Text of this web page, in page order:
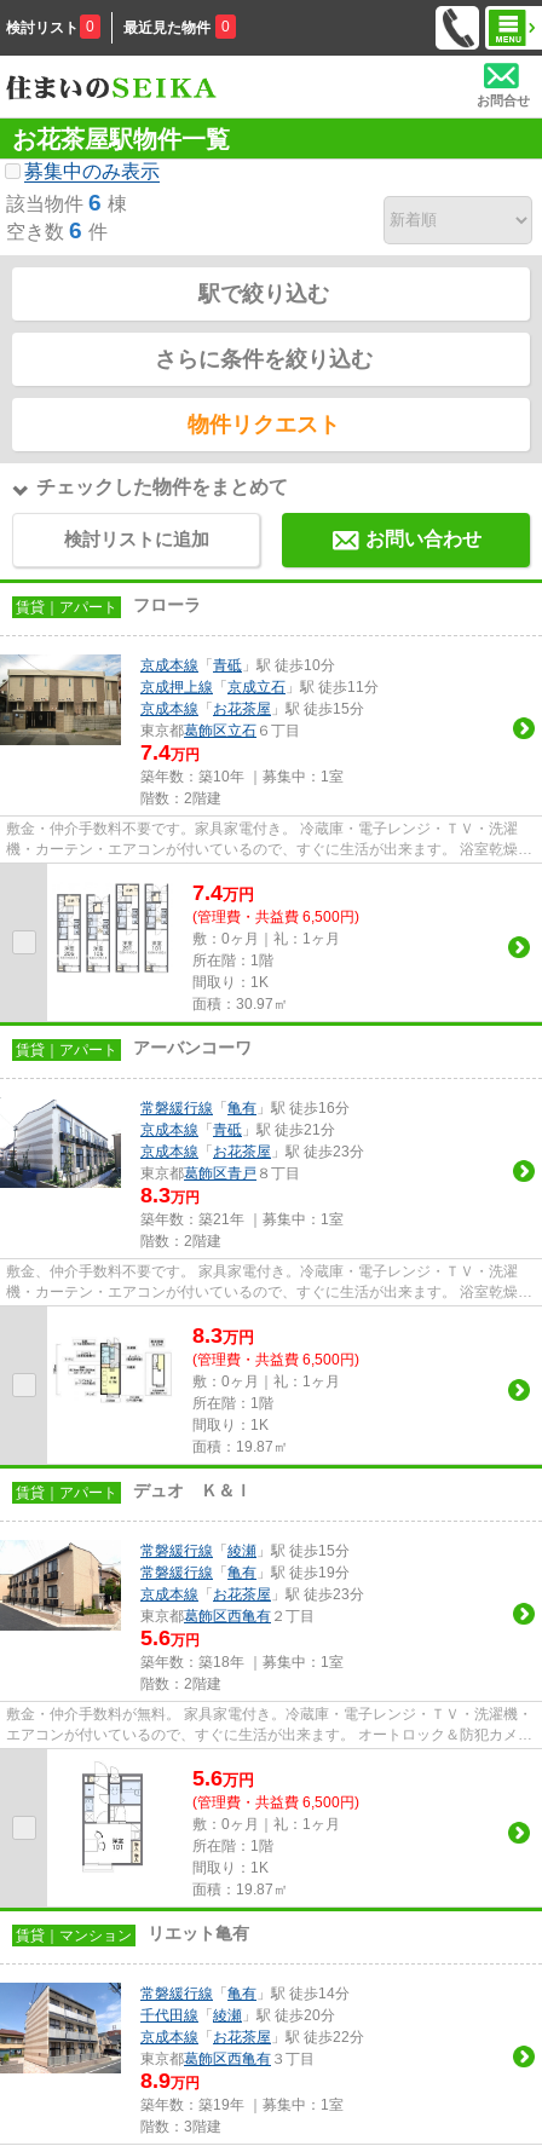
検討リスト 0 最近見た物件 0
お問合せ
お花茶屋駅物件一覧
募集中のみ表示
該当物件 6 棟
空き数 6 件
駅で絞り込む
さらに条件を絞り込む
物件リクエスト
チェックした物件をまとめて
検討リストに追加 お問い合わせ
賃貸｜アパート フローラ
京成本線 「 青砥 」駅 徒歩10分
京成押上線 「 京成立石 」駅 徒歩11分
京成本線 「 お花茶屋 」駅 徒歩15分
東京都葛飾区立石 ６丁目
7.4万円
築年数：築10年 ｜募集中： 1室
階数：2階建
敷金・仲介手数料不要です。家具家電付き。 冷蔵庫・電子レンジ・ＴＶ・洗濯
機・カーテン・エアコンが付いているので、すぐに生活が出来ます。 浴室乾燥機
7.4万円
(管理費・共益費 6,500円)
敷：0ヶ月｜礼：1ヶ月
所在階：1階
間取り：1K
面積：30.97㎡
賃貸｜アパート アーバンコーワ
常磐緩行線 「 亀有 」駅 徒歩16分
京成本線 「 青砥 」駅 徒歩21分
京成本線 「 お花茶屋 」駅 徒歩23分
東京都葛飾区青戸 ８丁目
8.3万円
築年数：築21年 ｜募集中： 1室
階数：2階建
敷金、仲介手数料不要です。 家具家電付き。冷蔵庫・電子レンジ・ＴＶ・洗濯
機・カーテン・エアコンが付いているので、すぐに生活が出来ます。 浴室乾燥機
8.3万円
(管理費・共益費 6,500円)
敷：0ヶ月｜礼：1ヶ月
所在階：1階
間取り：1K
面積：19.87㎡
賃貸｜アパート デュオ Ｋ＆Ｉ
常磐緩行線 「 綾瀬 」駅 徒歩15分
常磐緩行線 「 亀有 」駅 徒歩19分
京成本線 「 お花茶屋 」駅 徒歩23分
東京都葛飾区西亀有 ２丁目
5.6万円
築年数：築18年 ｜募集中： 1室
階数：2階建
敷金・仲介手数料が無料。 家具家電付き。冷蔵庫・電子レンジ・ＴＶ・洗濯機・
エアコンが付いているので、すぐに生活が出来ます。 オートロック＆防犯カメラ
5.6万円
(管理費・共益費 6,500円)
敷：0ヶ月｜礼：1ヶ月
所在階：1階
間取り：1K
面積：19.87㎡
賃貸｜マンション リエット亀有
常磐緩行線 「 亀有 」駅 徒歩14分
千代田線 「 綾瀬 」駅 徒歩20分
京成本線 「 お花茶屋 」駅 徒歩22分
東京都葛飾区西亀有 ３丁目
8.9万円
築年数：築19年 ｜募集中： 1室
階数：3階建